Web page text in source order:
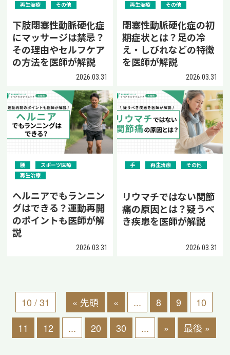
再生治療 その他
下肢閉塞性動脈硬化症
にマッサージは禁忌？
その理由やセルフケア
の方法を医師が解説
2026.03.31
再生治療 その他
閉塞性動脈硬化症の初
期症状とは？足の冷
え・しびれなどの特徴
を医師が解説
2026.03.31
腰
スポーツ医療
再生治療
ヘルニアでもランニン
グはできる？運動再開
のポイントも医師が解
説
2026.03.31
手 再生治療 その他
リウマチではない関節
痛の原因とは？疑うべ
き疾患を医師が解説
2026.03.31
10 / 31 « 先頭 « ... 8 9
10
11
12 ... 20 30 ... » 最後 »